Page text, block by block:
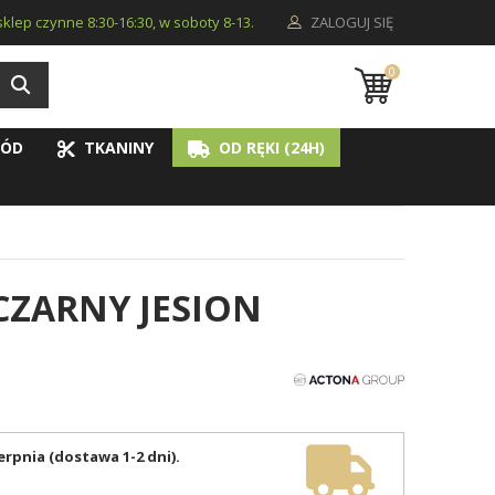
ZALOGUJ SIĘ
czynne 8:30-16:30, w soboty 8-13.
0
TKANINY
OD RĘKI (24H)
JESION
(dostawa 1-2 dni).